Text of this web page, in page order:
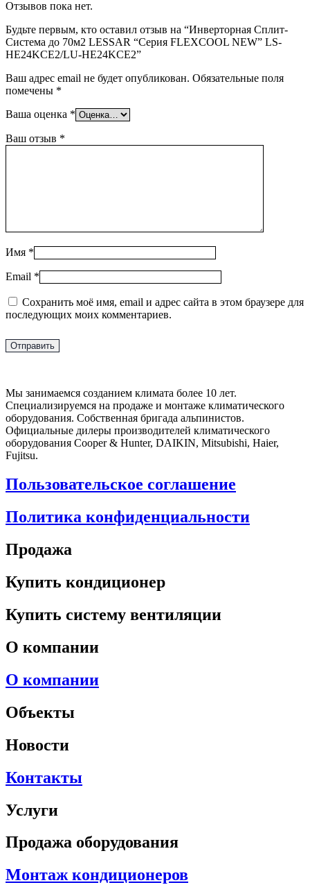
Отзывов пока нет.
Будьте первым, кто оставил отзыв на “Инверторная Сплит-
Система до 70м2 LESSAR “Серия FLEXCOOL NEW” LS-
HE24KCE2/LU-HE24KCE2”
Ваш адрес email не будет опубликован. Обязательные поля
помечены *
Ваша оценка *
Ваш отзыв *
Имя *
Email *
Сохранить моё имя, email и адрес сайта в этом браузере для
последующих моих комментариев.
Мы занимаемся созданием климата более 10 лет.
Специализируемся на продаже и монтаже климатического
оборудования. Собственная бригада альпинистов.
Официальные дилеры производителей климатического
оборудования Cooper & Hunter, DAIKIN, Mitsubishi, Haier,
Fujitsu.
Пользовательское соглашение
Политика конфиденциальности
Продажа
Купить кондиционер
Купить систему вентиляции
О компании
О компании
Объекты
Новости
Контакты
Услуги
Продажа оборудования
Монтаж кондиционеров